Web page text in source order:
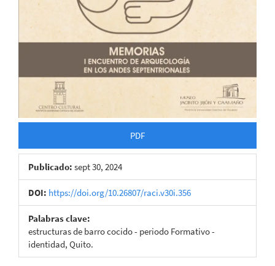
PDF
Publicado: sept 30, 2024
DOI: https://doi.org/10.26807/raci.v30i.356
Palabras clave:
estructuras de barro cocido - periodo Formativo -
identidad, Quito.